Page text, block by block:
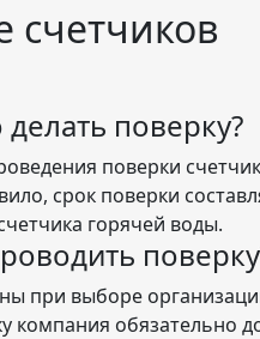
счетчиков
поверку?
поверки
срок поверки
горячей воды.
при выборе
компания обязательно